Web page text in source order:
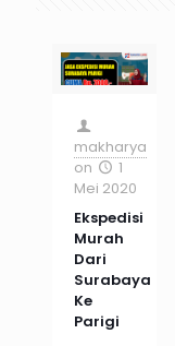
makharya
on
1
Mei 2020
Ekspedisi
Murah
Dari
Surabaya
Ke
Parigi